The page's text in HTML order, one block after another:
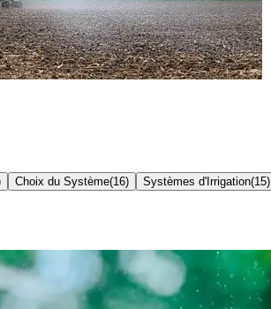
Choix du Système(16) Systèmes d'Irrigation(15)